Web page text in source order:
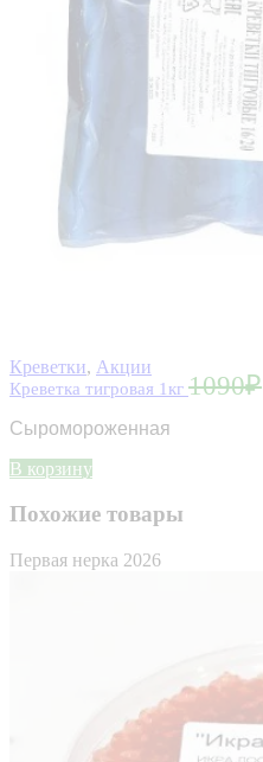
Креветки, Акции
Креветка тигровая 1кг 1090₽
Сыромороженная
В корзину
Похожие товары
Первая нерка 2026